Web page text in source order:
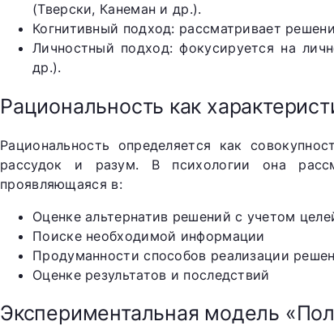
(Тверски, Канеман и др.).
Когнитивный подход: рассматривает
Личностный подход: фокусируется на
др.).
Рациональность как
Рациональность определяется как
рассудок и разум. В психологии она
проявляющаяся в:
Оценке альтернатив решений с учетом
Поиске необходимой информации
Продуманности способов реализации
Оценке результатов и последствий
Экспериментальная модель